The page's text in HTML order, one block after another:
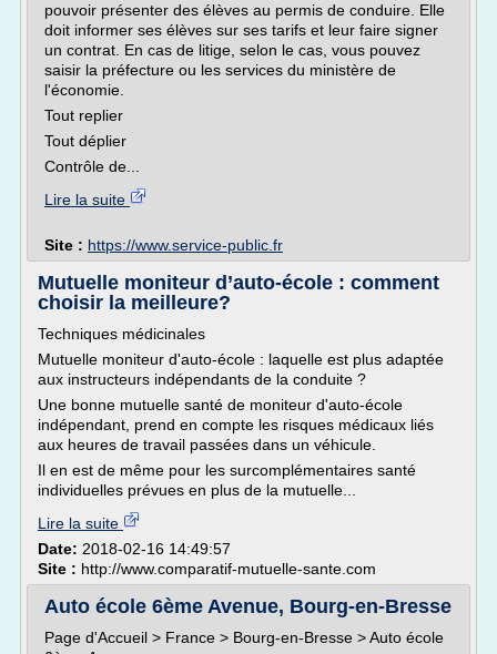
pouvoir présenter des élèves au permis de conduire. Elle
doit informer ses élèves sur ses tarifs et leur faire signer
un contrat. En cas de litige, selon le cas, vous pouvez
saisir la préfecture ou les services du ministère de
l'économie.
Tout replier
Tout déplier
Contrôle de...
Lire la suite
Site : https://www.service-public.fr
Mutuelle moniteur d’auto-école : comment
choisir la meilleure?
Techniques médicinales
Mutuelle moniteur d'auto-école : laquelle est plus adaptée
aux instructeurs indépendants de la conduite ?
Une bonne mutuelle santé de moniteur d'auto-école
indépendant, prend en compte les risques médicaux liés
aux heures de travail passées dans un véhicule.
Il en est de même pour les surcomplémentaires santé
individuelles prévues en plus de la mutuelle...
Lire la suite
Date: 2018-02-16 14:49:57
Site : http://www.comparatif-mutuelle-sante.com
Auto école 6ème Avenue, Bourg-en-Bresse
Page d'Accueil > France > Bourg-en-Bresse > Auto école